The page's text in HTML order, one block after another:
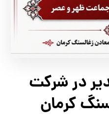
در شركت
كرمان